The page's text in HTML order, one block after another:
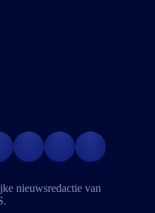
nieuwsredactie van
.